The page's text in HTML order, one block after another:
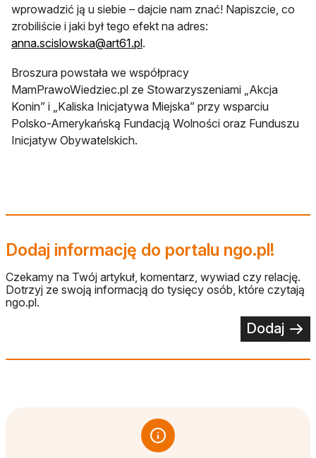
wprowadzić ją u siebie – dajcie nam znać! Napiszcie, co
zrobiliście i jaki był tego efekt na adres:
anna.scislowska@art61.pl.
Broszura powstała we współpracy
MamPrawoWiedziec.pl ze Stowarzyszeniami „Akcja
Konin” i „Kaliska Inicjatywa Miejska” przy wsparciu
Polsko-Amerykańską Fundacją Wolności oraz Funduszu
Inicjatyw Obywatelskich.
Dodaj informację do portalu ngo.pl!
Czekamy na Twój artykuł, komentarz, wywiad czy relację.
Dotrzyj ze swoją informacją do tysięcy osób, które czytają
ngo.pl.
Dodaj